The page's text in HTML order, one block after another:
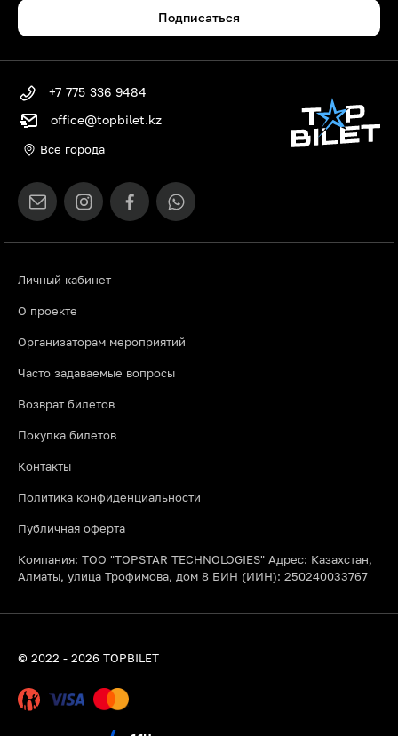
Подписаться
Личный кабинет
О проекте
Организаторам мероприятий
Часто задаваемые вопросы
Возврат билетов
Покупка билетов
Контакты
Политика конфиденциальности
Публичная оферта
Компания: ТОО "TOPSTAR TECHNOLOGIES" Адрес: Казахстан,
Алматы, улица Трофимова, дом 8 БИН (ИИН): 250240033767
+7 775 336 9484
office@topbilet.kz
Все города
© 2022 - 2026 TOPBILET